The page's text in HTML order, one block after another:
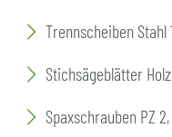
Trennscheiben Stahl
Stichsägeblätter
Spaxschrauben PZ